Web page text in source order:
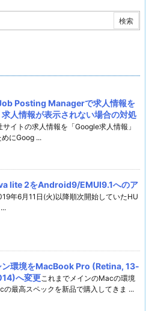
Posting Managerで求人情報を
人情報が表示されない場合の対処
イトの求人情報を「Google求人情報」
にGoog ...
lite 2をAndroid9/EMUI9.1へのア
年6月11日(火)以降順次開始していたHU
ン環境をMacBook Pro (Retina, 13-
へ変更これまでメインのMacの環境
の最高スペックを新品で購入してきま ...